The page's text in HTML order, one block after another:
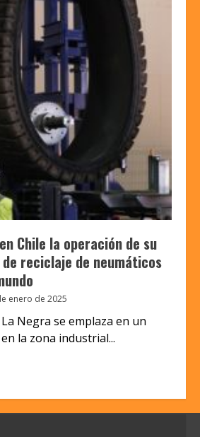
Chile la operación de su
reciclaje de neumáticos
enero de 2025
Negra se emplaza en un
la zona industrial...